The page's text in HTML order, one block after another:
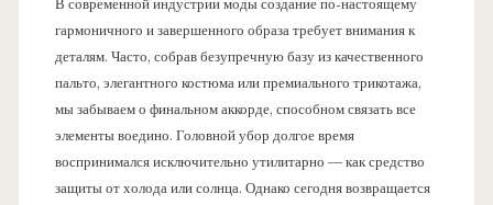
В современной индустрии моды создание по-настоящему
гармоничного и завершенного образа требует внимания к
деталям. Часто, собрав безупречную базу из качественного
пальто, элегантного костюма или премиального трикотажа,
мы забываем о финальном аккорде, способном связать все
элементы воедино. Головной убор долгое время
воспринимался исключительно утилитарно — как средство
защиты от холода или солнца. Однако сегодня возвращается